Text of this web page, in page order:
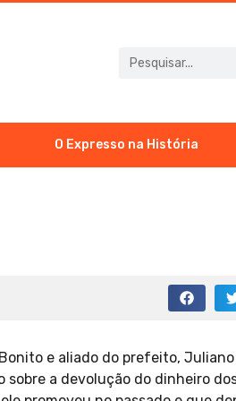
O Expresso na História
e aliado do prefeito,
sobre a devolução do dinheiro